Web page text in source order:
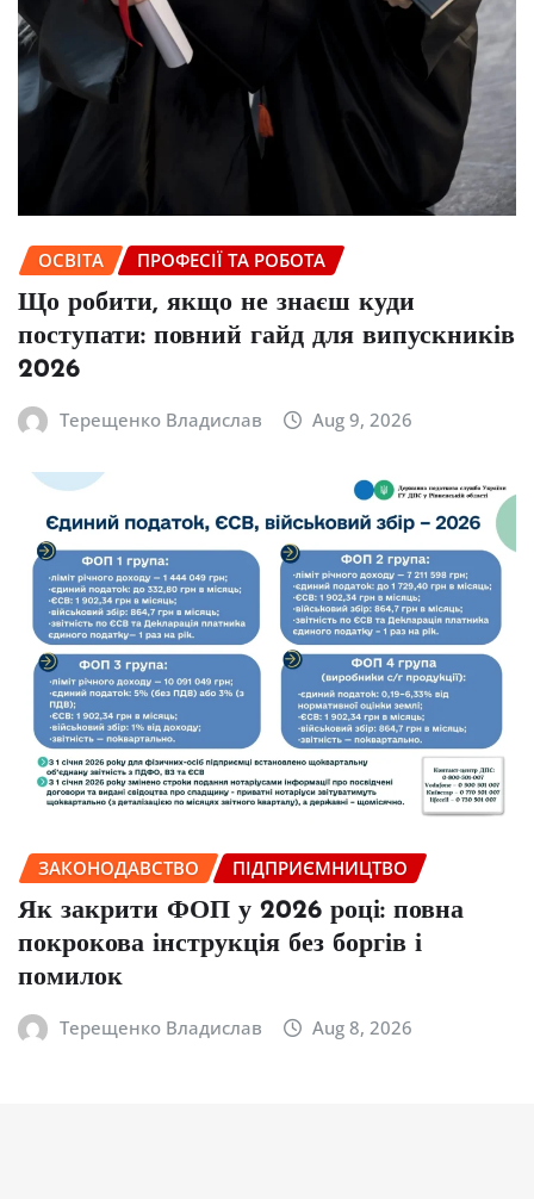
ОСВІТА ПРОФЕСІЇ ТА РОБОТА
Що робити, якщо не знаєш куди
поступати: повний гайд для випускників
2026
Терещенко Владислав Aug 9, 2026
ЗАКОНОДАВСТВО ПІДПРИЄМНИЦТВО
Як закрити ФОП у 2026 році: повна
покрокова інструкція без боргів і
помилок
Терещенко Владислав Aug 8, 2026